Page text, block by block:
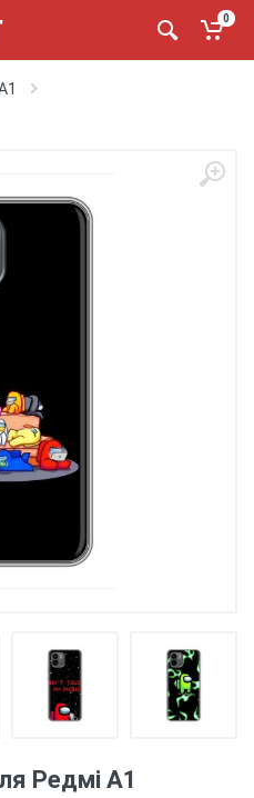
0
Редмі А1